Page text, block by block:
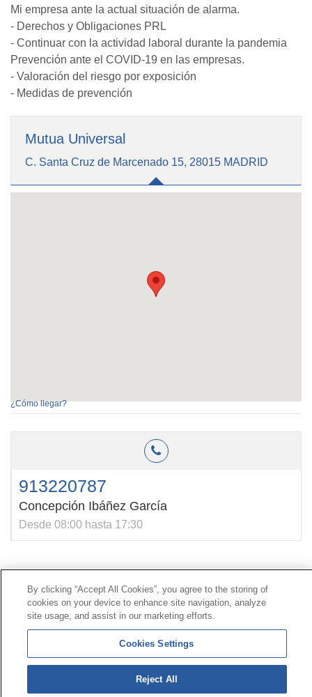
Mi empresa ante la actual situación de alarma.
- Derechos y Obligaciones PRL
- Continuar con la actividad laboral durante la pandemia
Prevención ante el COVID-19 en las empresas.
- Valoración del riesgo por exposición
- Medidas de prevención
Mutua Universal
C. Santa Cruz de Marcenado 15, 28015 MADRID
¿Cómo llegar?
913220787
Concepción Ibáñez García
Desde 08:00 hasta 17:30
Contacto|Perfil del contratante|Reclamaciones
Línea Universal 900 203 203|Zona Privada Comisión de
Prestaciones Especiales|Zona Privada Proveedor
© Mutua Universal 2026 | Mapa del sitio | Aviso legal
Política de Protección de Datos
By clicking “Accept All Cookies”, you agree to the storing of
cookies on your device to enhance site navigation, analyze
site usage, and assist in our marketing efforts.
Cookies Settings
Reject All